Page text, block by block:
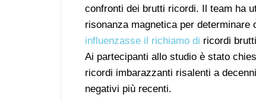
confronti dei brutti ricordi. Il team ha
risonanza magnetica per determinare
influenzasse il richiamo di ricordi
Ai partecipanti allo studio è stato
ricordi imbarazzanti risalenti a
negativi più recenti.